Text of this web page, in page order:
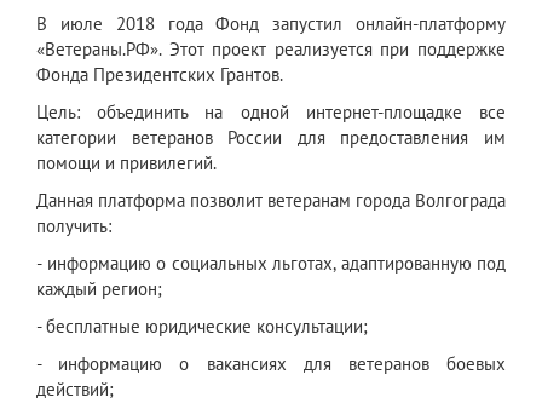
В июле 2018 года Фонд запустил онлайн-платформу
«Ветераны.РФ». Этот проект реализуется при поддержке
Фонда Президентских Грантов.
Цель: объединить на одной интернет-площадке все
категории ветеранов России для предоставления им
помощи и привилегий.
Данная платформа позволит ветеранам города Волгограда
получить:
- информацию о социальных льготах, адаптированную под
каждый регион;
- бесплатные юридические консультации;
- информацию о вакансиях для ветеранов боевых
действий;